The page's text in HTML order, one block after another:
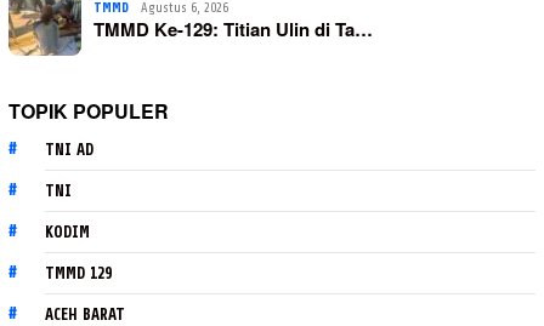
TMMD Agustus 6, 2026
TMMD Ke-129: Titian Ulin di Ta…
TOPIK POPULER
TNI AD
TNI
KODIM
TMMD 129
ACEH BARAT